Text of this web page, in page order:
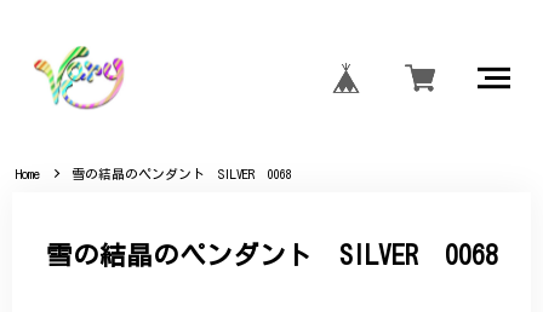
Home 雪の結晶のペンダント SILVER 0068
雪の結晶のペンダント SILVER 0068